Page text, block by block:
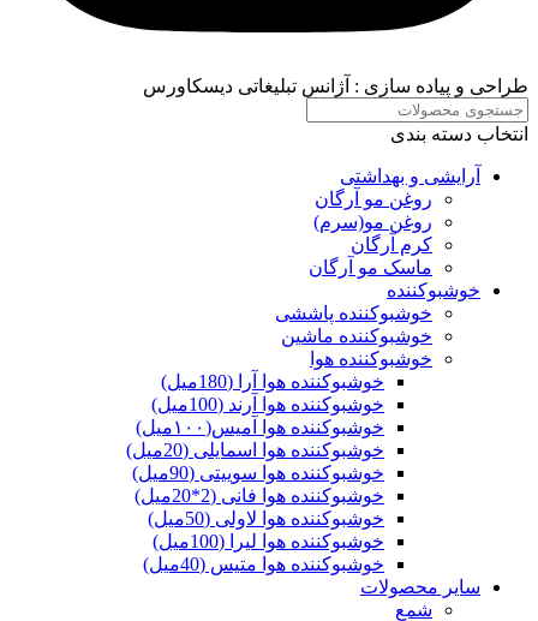
طراحی و پیاده سازی : آژانس تبلیغاتی دیسکاورس
انتخاب دسته بندی
آرایشی و بهداشتی
روغن مو آرگان
روغن مو(سرم)
کرم آرگان
ماسک مو آرگان
خوشبوکننده
خوشبوکننده پاششی
خوشبوکننده ماشین
خوشبوکننده هوا
خوشبوکننده هوا آرا (180میل)
خوشبوکننده هوا آرند (100میل)
خوشبوکننده هوا آمیس(۱۰۰میل)
خوشبوکننده هوا اسمایلی (20میل)
خوشبوکننده هوا سوییتی (90میل)
خوشبوکننده هوا فانی (2*20میل)
خوشبوکننده هوا لاولی (50میل)
خوشبوکننده هوا لیرا (100میل)
خوشبوکننده هوا متیس (40میل)
سایر محصولات
شمع